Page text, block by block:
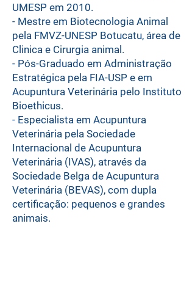
UMESP em 2010.
- Mestre em Biotecnologia Animal
pela FMVZ-UNESP Botucatu, área de
Clinica e Cirurgia animal.
- Pós-Graduado em Administração
Estratégica pela FIA-USP e em
Acupuntura Veterinária pelo Instituto
Bioethicus.
- Especialista em Acupuntura
Veterinária pela Sociedade
Internacional de Acupuntura
Veterinária (IVAS), através da
Sociedade Belga de Acupuntura
Veterinária (BEVAS), com dupla
certificação: pequenos e grandes
animais.